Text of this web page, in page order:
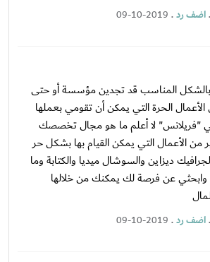
.اضف رد.
09-10-2019
بالشكل المناسب قد تجدين مؤسسة أو حتى
الحرة التي يمكن أن تقومي بعملها
"فريلانس" لا أعلم ما هو مجال تخصصك
من الأعمال التي يمكن القيام بها بشكل حر
ديزاين والسوشال ميديا والكتابة وما
وابحثي عن فرصة لك يمكنك من خلالها
.اضف رد.
09-10-2019